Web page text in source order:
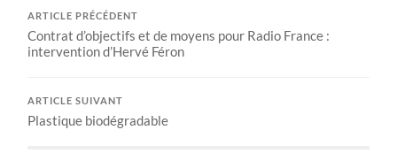
ARTICLE PRÉCÉDENT
Contrat d’objectifs et de moyens pour Radio France :
intervention d’Hervé Féron
ARTICLE SUIVANT
Plastique biodégradable